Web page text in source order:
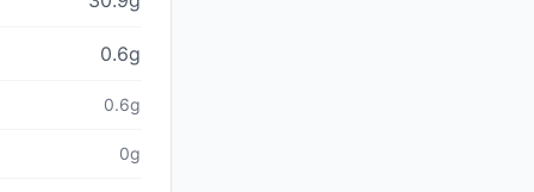
0.6g
0.6g
0g